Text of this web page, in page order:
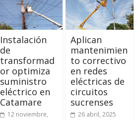
Instalación
de
transformad
or optimiza
suministro
eléctrico en
Catamare
12 noviembre,
Aplican
mantenimien
to correctivo
en redes
eléctricas de
circuitos
sucrenses
26 abril, 2025